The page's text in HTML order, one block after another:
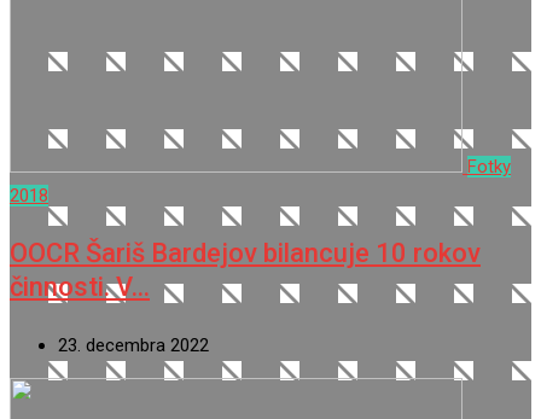
Fotky
2018
OOCR Šariš Bardejov bilancuje 10 rokov
činnosti. V…
23. decembra 2022